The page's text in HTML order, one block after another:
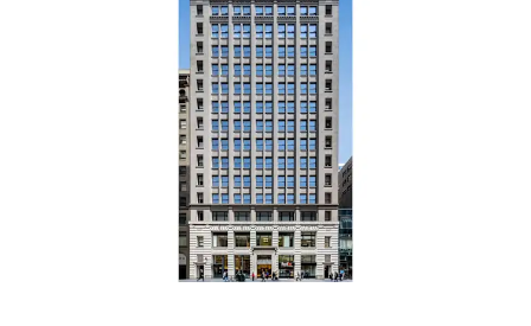
Top Performing Grand Central Office Market
Office Repositioning & Lease-Up Opportunity
Residential Conversion Optionality
Positioned in Capture Demand
Durable Retail Cash Flow & Fifth Avenue Tailwinds
Transit-Driven Demand Driving Fundamentals